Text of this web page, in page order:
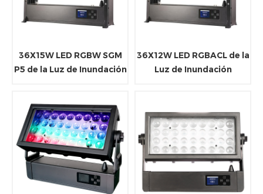
36X15W LED RGBW SGM
P5 de la Luz de Inundación
36X12W LED RGBACL de la
Luz de Inundación